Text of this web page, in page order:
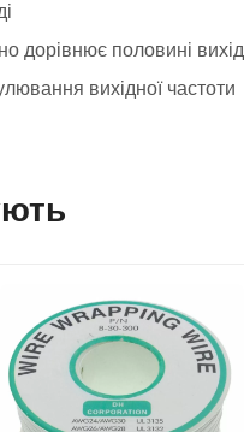
дорівнює половині
вихідної частоти